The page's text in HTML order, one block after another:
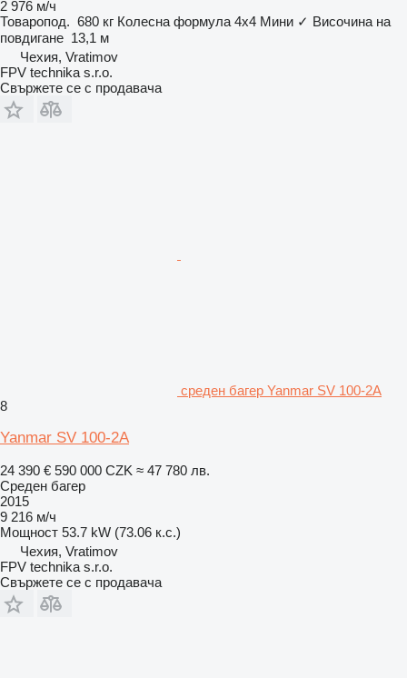
2 976 м/ч
Товаропод. 680 кг Колесна формула 4x4 Мини ✓ Височина на
повдигане 13,1 м
Чехия, Vratimov
FPV technika s.r.o.
Свържете се с продавача
среден багер Yanmar SV 100-2A
8
Yanmar SV 100-2A
24 390 € 590 000 CZK ≈ 47 780 лв.
Среден багер
2015
9 216 м/ч
Мощност 53.7 kW (73.06 к.с.)
Чехия, Vratimov
FPV technika s.r.o.
Свържете се с продавача